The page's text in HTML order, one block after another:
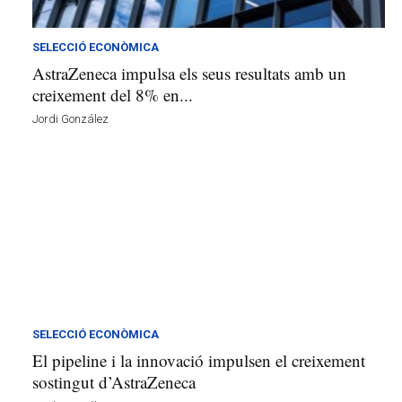
SELECCIÓ ECONÒMICA
AstraZeneca impulsa els seus resultats amb un
creixement del 8% en...
Jordi González
SELECCIÓ ECONÒMICA
El pipeline i la innovació impulsen el creixement
sostingut d’AstraZeneca